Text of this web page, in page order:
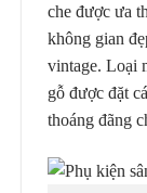
che được ưa
không gian
vintage. Loại
gỗ được đặt
thoáng đãng